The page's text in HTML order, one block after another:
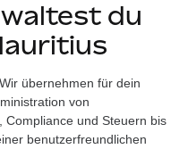
bei der Einstellung
du
übernehmen für dein
von
und Steuern bis
benutzerfreundlichen